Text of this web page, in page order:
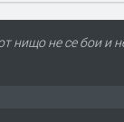
нищо не се бои и